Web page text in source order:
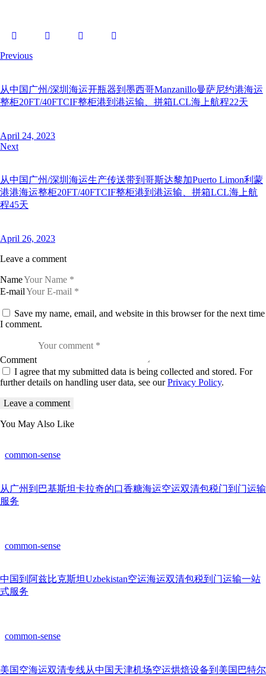
Previous
从中国广州/深圳海运开瓶器到墨西哥Manzanillo曼萨尼约港海运
整柜20FT/40FTCIF整柜港到港运输、拼箱LCL海上航程22天
April 24, 2023
Next
从中国广州/深圳海运生产传送带到哥斯达黎加Puerto Limon利蒙
港港海运整柜20FT/40FTCIF整柜港到港运输、拼箱LCL海上航
程45天
April 26, 2023
Leave a comment
Name
E-mail
Save my name, email, and website in this browser for the next time
I comment.
Comment
I agree that my submitted data is being collected and stored. For
further details on handling user data, see ourPrivacy Policy.
You May Also Like
common-sense
从广州到巴基斯坦卡拉奇的口香糖海运空运双清包税门到门运输
服务
common-sense
中国到阿兹比克斯坦Uzbekistan空运海运双清包税到门运输一站
式服务
common-sense
美国空海运双清专线从中国天津机场空运烘焙设备到美国巴特尔